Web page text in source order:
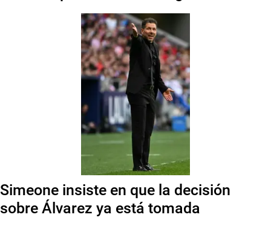
Simeone insiste en que la decisión
sobre Álvarez ya está tomada